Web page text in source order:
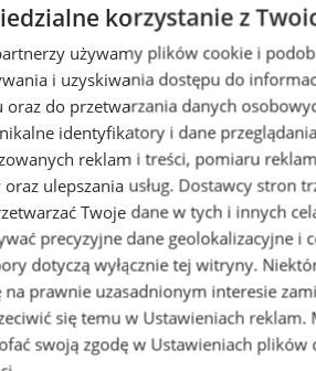
kryminalne w Tychach
lokalne
samochodowe do -70%!
stron www - Tychy
pracę - codziennie nowe
korzystanie z
używamy plików cookie i
i uzyskiwania dostępu do
oraz do przetwarzania danych
identyfikatory i dane
reklam i treści, pomiaru
ulepszania usług. Dostawcy stron
Twoje dane w tych i innych
precyzyjne dane geolokalizacyjne i
dotyczą wyłącznie tej witryny.
na prawnie uzasadnionym interesie
się temu w Ustawieniach reklam.
swoją zgodę w Ustawieniach plików